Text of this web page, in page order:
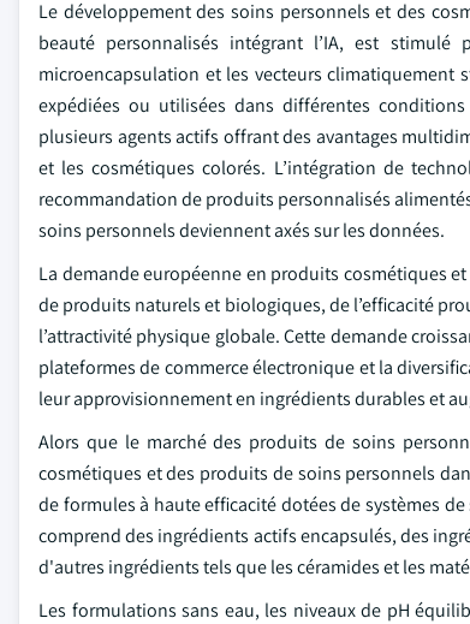
Le développement des soins personnels et des
beauté personnalisés intégrant l’IA, est
microencapsulation et les vecteurs climatiquement
expédiées ou utilisées dans différentes
plusieurs agents actifs offrant des avantages
et les cosmétiques colorés. L’intégration de
recommandation de produits personnalisés
soins personnels deviennent axés sur les données.
La demande européenne en produits cosmétiques
de produits naturels et biologiques, de l’efficacité
l’attractivité physique globale. Cette demande
plateformes de commerce électronique et la
leur approvisionnement en ingrédients durables et
Alors que le marché des produits de soins
cosmétiques et des produits de soins personnels
de formules à haute efficacité dotées de systèmes
comprend des ingrédients actifs encapsulés, des
d'autres ingrédients tels que les céramides et les
Les formulations sans eau, les niveaux de pH